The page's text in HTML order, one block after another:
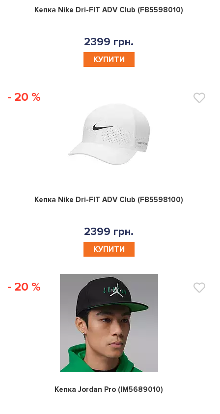
0
Кепка Nike Dri-FIT ADV Club (FB5598010)
2399 грн.
КУПИТИ
- 20 %
0
Кепка Nike Dri-FIT ADV Club (FB5598100)
2399 грн.
КУПИТИ
- 20 %
0
Кепка Jordan Pro (IM5689010)